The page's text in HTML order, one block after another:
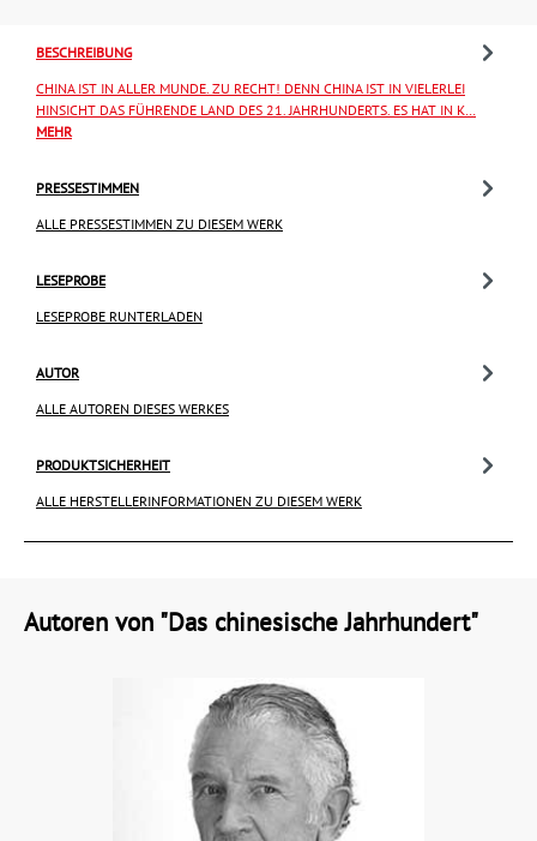
BESCHREIBUNG
CHINA IST IN ALLER MUNDE. ZU RECHT! DENN CHINA IST IN VIELERLEI
HINSICHT DAS FÜHRENDE LAND DES 21. JAHRHUNDERTS. ES HAT IN K…
MEHR
PRESSESTIMMEN
ALLE PRESSESTIMMEN ZU DIESEM WERK
LESEPROBE
LESEPROBE RUNTERLADEN
AUTOR
ALLE AUTOREN DIESES WERKES
PRODUKTSICHERHEIT
ALLE HERSTELLERINFORMATIONEN ZU DIESEM WERK
Autoren von "Das chinesische Jahrhundert"